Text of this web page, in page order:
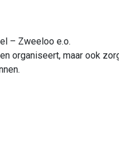
– Zweeloo e.o.
organiseert, maar ook